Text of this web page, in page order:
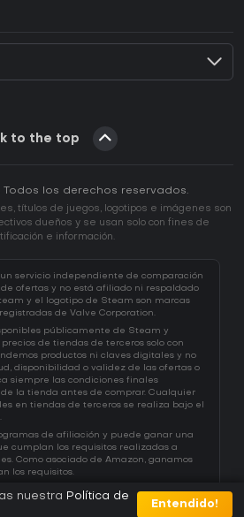
to the top
Todos los derechos reservados.
títulos de juegos, logotipos e imágenes son
dueños y se usan solo con fines de
e información.
un servicio independiente de comparación
ofertas y no está afiliado ni respaldado
y el logotipo de Steam son marcas
de Valve Corporation.
públicamente de Steam y
de tiendas de terceros solo con
productos ni claves digitales y no
disponibilidad o validez de las ofertas o
siempre las condiciones finales
la tienda antes de comprar. Cualquier
en tiendas de terceros se realiza bajo el
de afiliación y puede ganar una
cumplan los requisitos realizadas a
Como asociado de Amazon, ganamos
los requisitos.
nuestra Política de
Entendido!